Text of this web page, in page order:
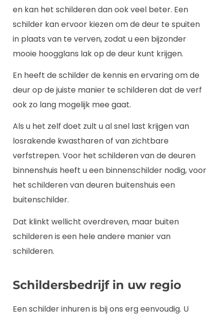
en kan het schilderen dan ook veel beter. Een
schilder kan ervoor kiezen om de deur te spuiten
in plaats van te verven, zodat u een bijzonder
mooie hoogglans lak op de deur kunt krijgen.
En heeft de schilder de kennis en ervaring om de
deur op de juiste manier te schilderen dat de verf
ook zo lang mogelijk mee gaat.
Als u het zelf doet zult u al snel last krijgen van
losrakende kwastharen of van zichtbare
verfstrepen. Voor het schilderen van de deuren
binnenshuis heeft u een binnenschilder nodig, voor
het schilderen van deuren buitenshuis een
buitenschilder.
Dat klinkt wellicht overdreven, maar buiten
schilderen is een hele andere manier van
schilderen.
Schildersbedrijf in uw regio
Een schilder inhuren is bij ons erg eenvoudig. U